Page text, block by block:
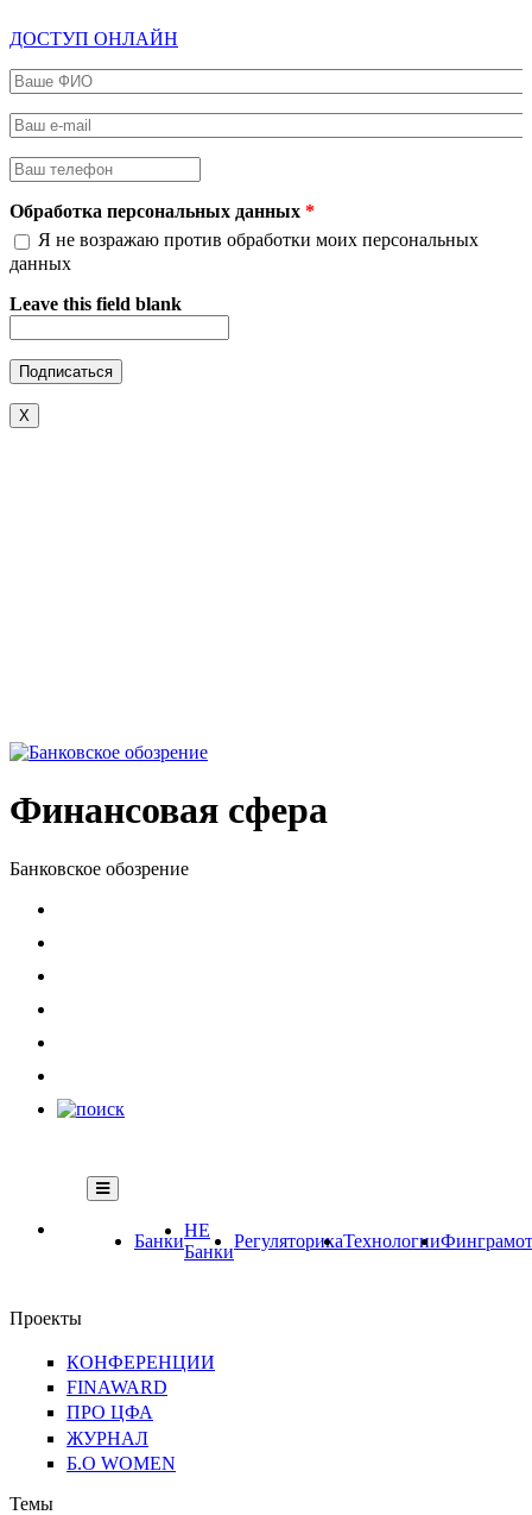
ДОСТУП ОНЛАЙН
Ваше ФИО
Ваш e-mail
Ваш телефон
Обработка персональных данных *
Я не возражаю против обработки моих персональных
данных
Leave this field blank
X
Финансовая сфера
Банковское обозрение
Банки
НЕ
Банки
РегуляторикаТехнологии
Проекты
КОНФЕРЕНЦИИ
FINAWARD
ПРО ЦФА
ЖУРНАЛ
Б.О WOMEN
Темы